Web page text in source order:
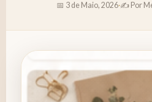
📅 3 de Maio, 2026·✍️ Por